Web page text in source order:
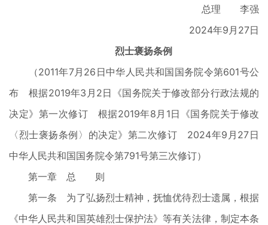
总理 李强
2024年9月27日
烈士褒扬条例
（2011年7月26日中华人民共和国国务院令第601号公
布 根据2019年3月2日《国务院关于修改部分行政法规的
决定》第一次修订 根据2019年8月1日《国务院关于修改
〈烈士褒扬条例〉的决定》第二次修订 2024年9月27日
中华人民共和国国务院令第791号第三次修订）
第一章 总 则
第一条 为了弘扬烈士精神，抚恤优待烈士遗属，根据
《中华人民共和国英雄烈士保护法》等有关法律，制定本条